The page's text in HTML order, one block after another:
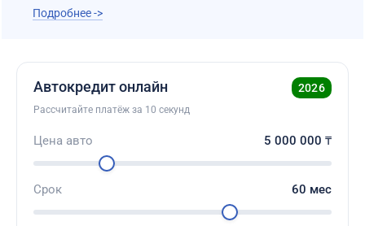
Подробнее ->
Автокредит онлайн 2026
Рассчитайте платёж за 10 секунд
Цена авто 5 000 000 ₸
Срок 60 мес